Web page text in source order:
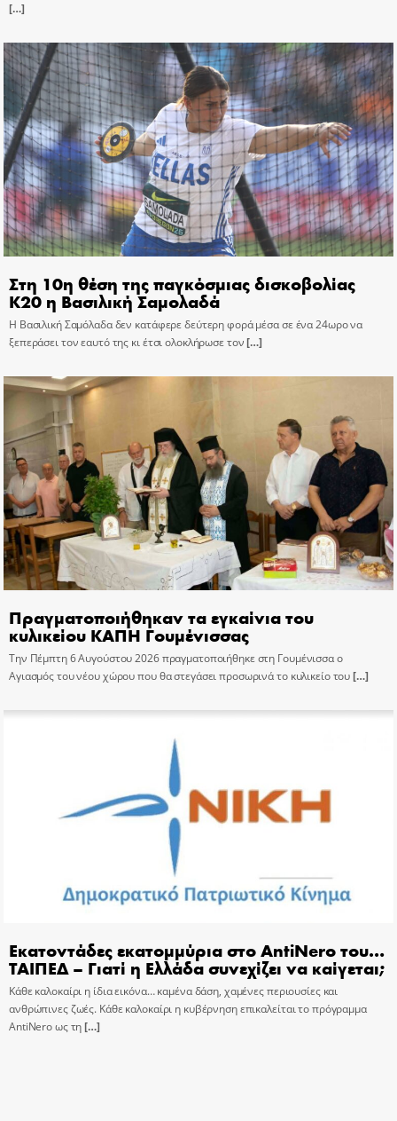
[…]
Στη 10η θέση της παγκόσμιας δισκοβολίας
Κ20 η Βασιλική Σαμολαδά
Η Βασιλική Σαμόλαδα δεν κατάφερε δεύτερη φορά μέσα σε ένα 24ωρο να
ξεπεράσει τον εαυτό της κι έτσι ολοκλήρωσε τον[…]
Πραγματοποιήθηκαν τα εγκαίνια του
κυλικείου ΚΑΠΗ Γουμένισσας
Την Πέμπτη 6 Αυγούστου 2026 πραγματοποιήθηκε στη Γουμένισσα ο
Αγιασμός του νέου χώρου που θα στεγάσει προσωρινά το κυλικείο του[…]
Εκατοντάδες εκατομμύρια στο AntiNero του…
ΤΑΙΠΕΔ – Γιατί η Ελλάδα συνεχίζει να καίγεται;
Κάθε καλοκαίρι η ίδια εικόνα… καμένα δάση, χαμένες περιουσίες και
ανθρώπινες ζωές. Κάθε καλοκαίρι η κυβέρνηση επικαλείται το πρόγραμμα
AntiNero ως τη[…]